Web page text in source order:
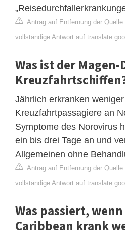
Antrag auf Entfernung der Quelle
vollständige Antwort auf
Was ist der
Jährlich erkranken
Kreuzfahrtpassagiere an
Symptome des Norovirus
ein bis drei Tage an und
Allgemeinen ohne
Antrag auf Entfernung der Quelle
vollständige Antwort auf
Was passiert,
Caribbean krank